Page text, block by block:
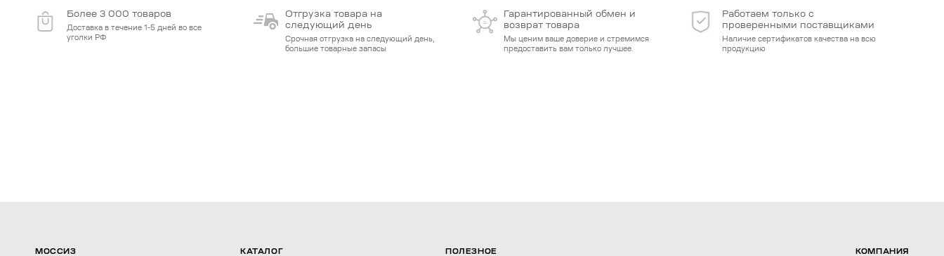
Более 3 000 товаров
Доставка в течение 1-5 дней во все
уголки РФ
Отгрузка товара на
следующий день
Срочная отгрузка на следующий день,
большие товарные запасы
Гарантированный обмен и
возврат товара
Мы ценим ваше доверие и стремимся
предоставить вам только лучшее.
Работаем только с
проверенными поставщиками
Наличие сертификатов качества на всю
продукцию
МОССИЗ КАТАЛОГ ПОЛЕЗНОЕ КОМПАНИЯ